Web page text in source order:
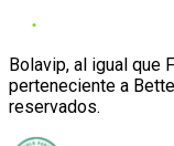
Bolavip, al igual que
perteneciente a
reservados.